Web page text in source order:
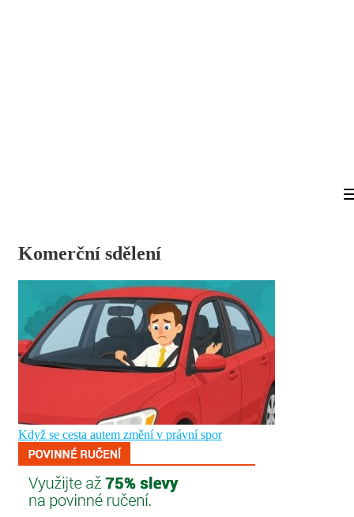
Komerční sdělení
Když se cesta autem změní v právní spor